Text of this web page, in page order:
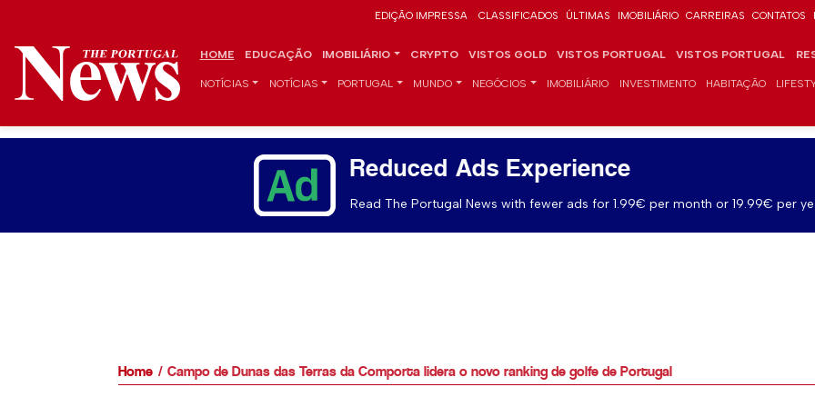
EDIÇÃO IMPRESSA CLASSIFICADOS ÚLTIMAS IMOBILIÁRIO CARREIRAS CONTATOS
HOME EDUCAÇÃO IMOBILIÁRIO CRYPTO VISTOS GOLD VISTOS PORTUGAL VISTOS PORTUGAL
NOTÍCIAS NOTÍCIAS PORTUGAL MUNDO NEGÓCIOS IMOBILIÁRIO INVESTIMENTO HABITAÇÃO
Reduced Ads Experience
Read The Portugal News with fewer ads for 1.99€ per month or 19.99€ per
Home Campo de Dunas das Terras da Comporta lidera o novo ranking de golfe de Portugal